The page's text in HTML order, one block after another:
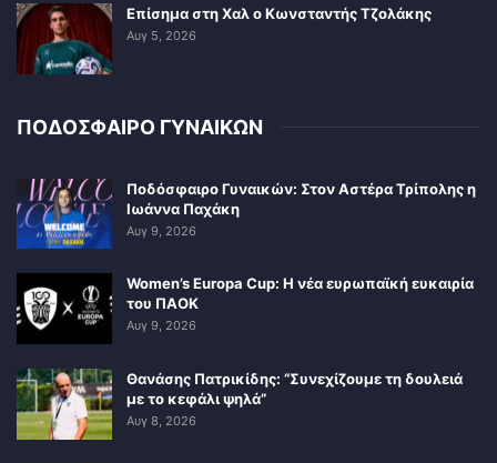
Επίσημα στη Χαλ ο Κωνσταντής Τζολάκης
Αυγ 5, 2026
ΠΟΔΟΣΦΑΙΡΟ ΓΥΝΑΙΚΩΝ
Ποδόσφαιρο Γυναικών: Στον Αστέρα Τρίπολης η
Ιωάννα Παχάκη
Αυγ 9, 2026
Women’s Europa Cup: Η νέα ευρωπαϊκή ευκαιρία
του ΠΑΟΚ
Αυγ 9, 2026
Θανάσης Πατρικίδης: “Συνεχίζουμε τη δουλειά
με το κεφάλι ψηλά”
Αυγ 8, 2026